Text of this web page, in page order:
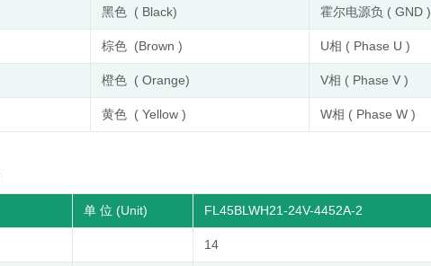
黑色 ( Black) 霍尔电源负 ( GND )
棕色 (Brown ) U相 ( Phase U )
橙色 ( Orange) V相 ( Phase V )
黄色 ( Yellow ) W相 ( Phase W )
单 位 (Unit) FL45BLWH21-24V-4452A-2
14